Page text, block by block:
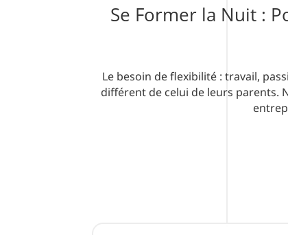
Se Former la Nuit :
Le besoin de flexibilité : travail,
différent de celui de leurs parents.